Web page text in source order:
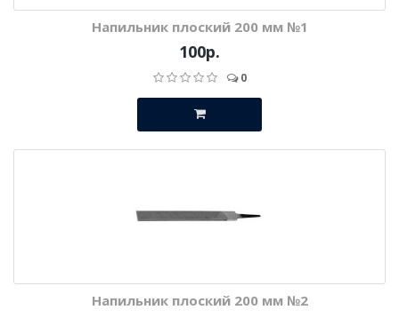
Напильник плоский 200 мм №1
100р.
0
Напильник плоский 200 мм №2